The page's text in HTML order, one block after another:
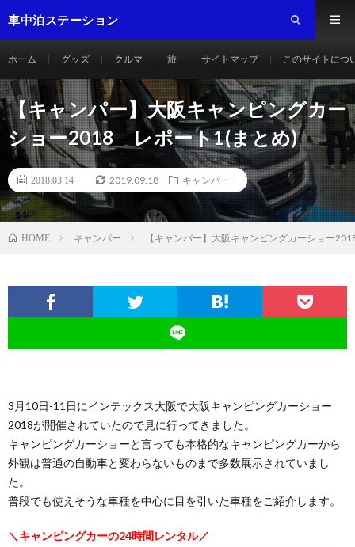
車中泊ステーション
ホーム グッズ クルマ 旅 サイトマップ このサイトにつ
【キャンパー】大阪キャンピングカー
ショー2018 レポート1(まとめ)
2018.03.14 2019.09.18 キャンパー
HOME キャンパー 【キャンパー】大阪キャンピングカーショー
3月10日-11日にインテックス大阪で大阪キャンピングカーショー
2018が開催されていたので見に行ってきました。
キャンピングカーショーと言っても本格的なキャンピングカーから
外観は普通の自動車と変わらないものまで多数展示されていまし
た。
普段でも使えそうな車種を中心に目を引いた車種をご紹介します。
＼キャンピングカーの24時間レンタル／